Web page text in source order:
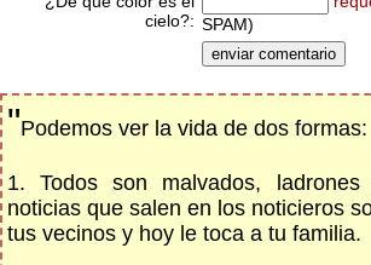
cielo?: SPAM)
"Podemos ver la vida de dos formas:
1. Todos son malvados,
noticias que salen en los noticieros
tus vecinos y hoy le toca a tu familia.